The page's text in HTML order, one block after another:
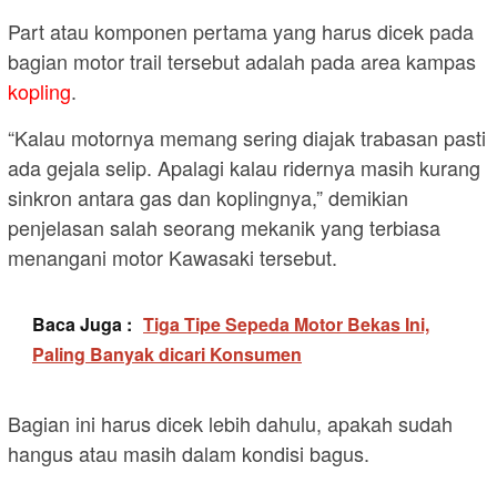
Part atau komponen pertama yang harus dicek pada
bagian motor trail tersebut adalah pada area kampas
kopling.
“Kalau motornya memang sering diajak trabasan pasti
ada gejala selip. Apalagi kalau ridernya masih kurang
sinkron antara gas dan koplingnya,” demikian
penjelasan salah seorang mekanik yang terbiasa
menangani motor Kawasaki tersebut.
Baca Juga : Tiga Tipe Sepeda Motor Bekas Ini,
Paling Banyak dicari Konsumen
Bagian ini harus dicek lebih dahulu, apakah sudah
hangus atau masih dalam kondisi bagus.